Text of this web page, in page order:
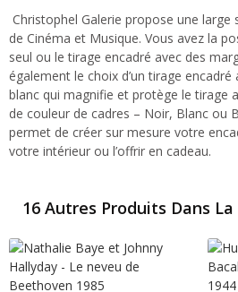
Christophel Galerie propose une
de Cinéma et Musique. Vous avez la
seul ou le tirage encadré avec des
également le choix d’un tirage
blanc qui magnifie et protège le tirage
de couleur de cadres – Noir, Blanc ou
permet de créer sur mesure votre
votre intérieur ou l’offrir en cadeau.
16 Autres Produits Dans